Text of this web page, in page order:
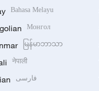
Bahasa Melayu
Монгол
မြန်မာဘာသာ
नेपाली
فارسی